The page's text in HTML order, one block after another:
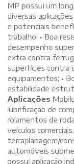
MP possui um
diversas
e potenciais
trabalho; • Boa
desempenho
extra contra
superfícies contra
equipamentos; •
estabilidade
Aplicações
lubrificação de
rolamentos de
veículos
terraplanagem/
automóveis
possui aplicação